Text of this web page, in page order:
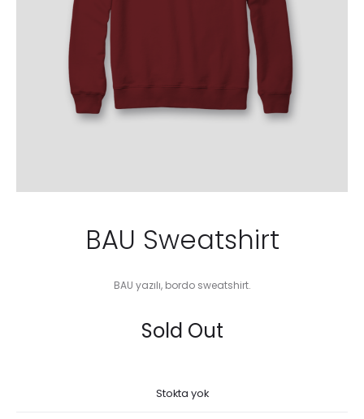
BAU Sweatshirt
BAU yazılı, bordo sweatshirt.
Sold Out
Stokta yok